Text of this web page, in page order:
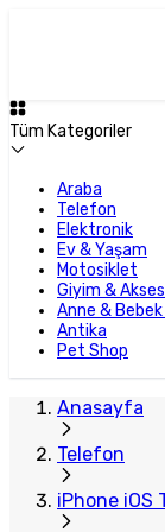
Tüm Kategoriler
Araba
Telefon
Elektronik
Ev & Yaşam
Motosiklet
Giyim &
Anne &
Antika
Pet Shop
Anasayfa
Telefon
iPhone iOS